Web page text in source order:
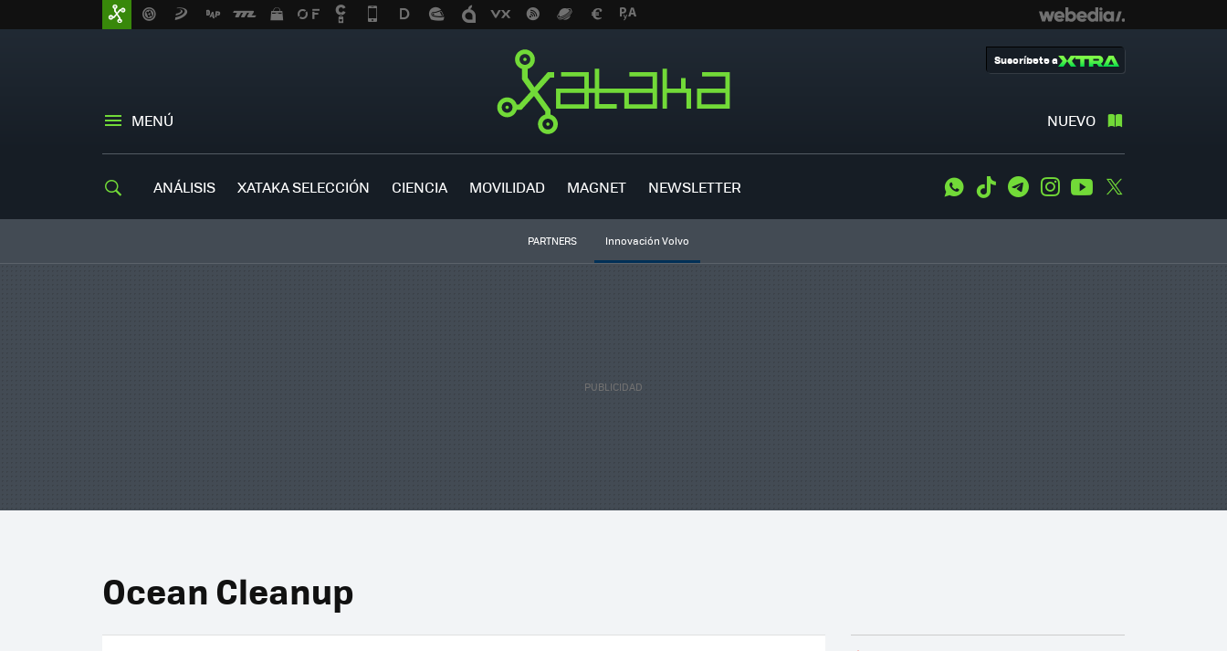
MENÚ NUEVO
Suscríbete a
ANÁLISIS XATAKA SELECCIÓN CIENCIA MOVILIDAD MAGNET NEWSLETTER WhatsApp
Tiktok TelegramInstagramYoutube
PARTNERS Innovación Volvo
Ocean Cleanup